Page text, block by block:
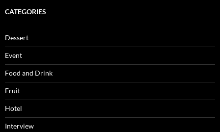
CATEGORIES
Dessert
Event
Food and Drink
Fruit
Hotel
Interview